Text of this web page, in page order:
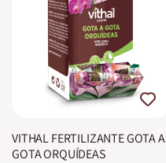
VITHAL FERTILIZANTE GOTA A
GOTA ORQUÍDEAS